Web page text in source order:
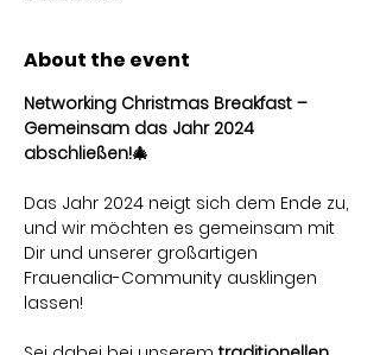
About the event
Networking Christmas Breakfast –
Gemeinsam das Jahr 2024
abschließen!🎄
Das Jahr 2024 neigt sich dem Ende zu,
und wir möchten es gemeinsam mit
Dir und unserer großartigen
Frauenalia-Community ausklingen
lassen!